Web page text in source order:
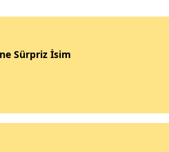
Sürpriz İsim